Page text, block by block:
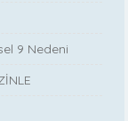
9 Nedeni